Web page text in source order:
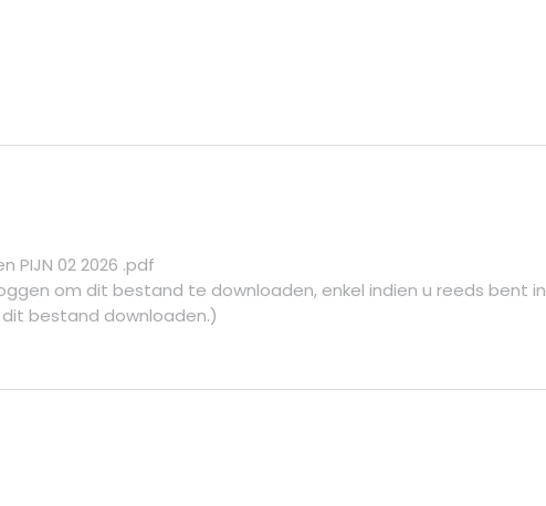
PIJN 02 2026 .pdf
om dit bestand te downloaden, enkel indien u reeds bent in
bestand downloaden.)